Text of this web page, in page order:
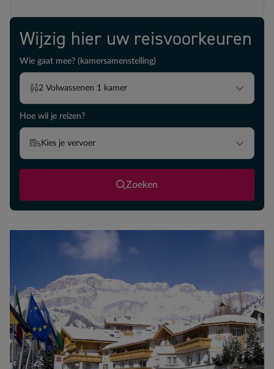
Wijzig hier uw reisvoorkeuren
Wie gaat mee? (kamersamenstelling)
2 Volwassenen 1 kamer
Hoe wil je reizen?
Kies je vervoer
Zoeken